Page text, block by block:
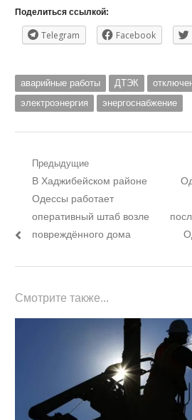
Поделиться ссылкой:
Telegram Facebook
аварийные работы ДТЭК
электроэнергия
энергоснабжение
Навигация
по
записям
Предыдущие
Предыдущий
пост:
В Хаджибейском районе
Одессы работает
оперативный штаб возле
повреждённого дома
Смотрите также...